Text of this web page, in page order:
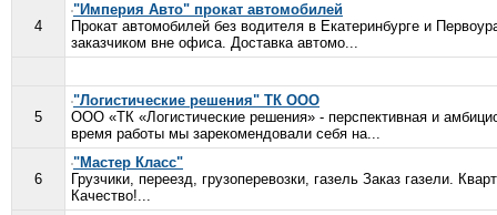
4
"Империя Авто" прокат автомобилей
Прокат автомобилей без водителя в Екатеринбурге и
заказчиком вне офиса. Доставка автомо...
5
"Логистические решения" ТК ООО
ООО «ТК «Логистические решения» - перспективная и
время работы мы зарекомендовали себя на...
6
"Мастер Класс"
Грузчики, переезд, грузоперевозки, газель Заказ газели.
Качество!...